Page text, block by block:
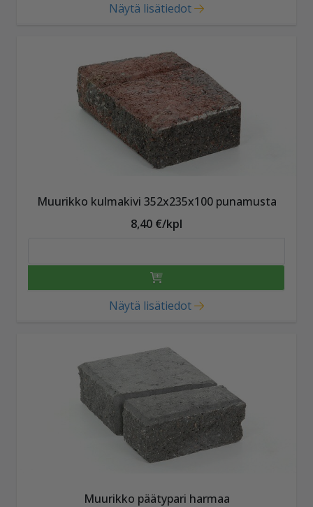
Näytä lisätiedot
Muurikko kulmakivi 352x235x100 punamusta
8,40 €/kpl
Näytä lisätiedot
Muurikko päätypari harmaa